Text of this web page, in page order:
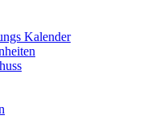
Kalender